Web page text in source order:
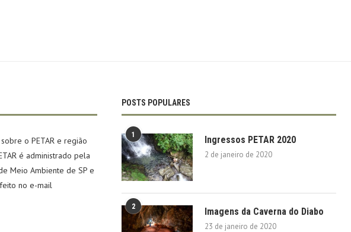
o PETAR e região
é administrado pela
Meio Ambiente de SP e
no e-mail
POSTS POPULARES
1 Ingressos PETAR 2020
2 de janeiro de 2020
2 Imagens da Caverna do Diabo
23 de janeiro de 2020